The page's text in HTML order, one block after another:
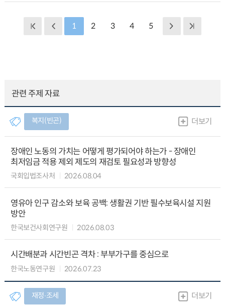
1 2 3 4 5
관련 주제 자료
복지(빈곤) 더보기
장애인 노동의 가치는 어떻게 평가되어야 하는가 - 장애인
최저임금 적용 제외 제도의 재검토 필요성과 방향성
국회입법조사처 2026.08.04
영유아 인구 감소와 보육 공백: 생활권 기반 필수보육시설 지원
방안
한국보건사회연구원 2026.08.03
시간배분과 시간빈곤 격차 : 부부가구를 중심으로
한국노동연구원 2026.07.23
재정∙조세 더보기